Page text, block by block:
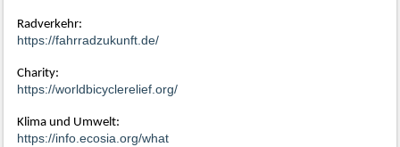
Radverkehr:
https://fahrradzukunft.de/
Charity:
https://worldbicyclerelief.org/
Klima und Umwelt:
https://info.ecosia.org/what